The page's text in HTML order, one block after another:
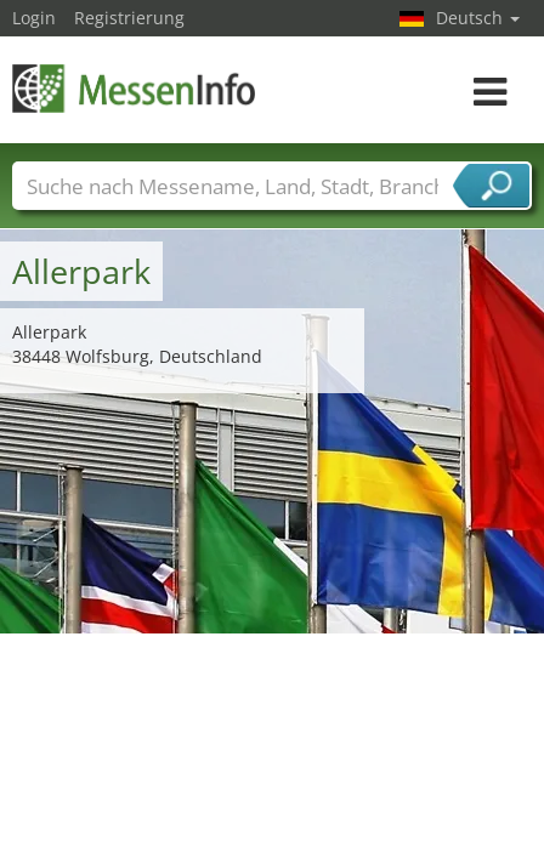
Allerpark
Allerpark
38448 Wolfsburg, Deutschland
Login Registrierung Deutsch
Toggle
Messenamen Länder Städte
Branchen
Dienstleisterbranchen